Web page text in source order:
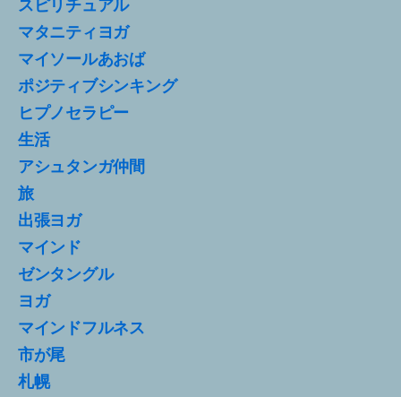
スピリチュアル
マタニティヨガ
マイソールあおば
ポジティブシンキング
ヒプノセラピー
生活
アシュタンガ仲間
旅
出張ヨガ
マインド
ゼンタングル
ヨガ
マインドフルネス
市が尾
札幌